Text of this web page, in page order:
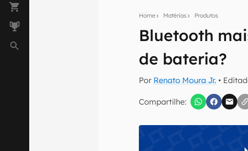
Home Matérias Produtos
Bluetooth
de bateria?
Por Renato Moura Jr. •
Compartilhe:
Assine a newsletter do